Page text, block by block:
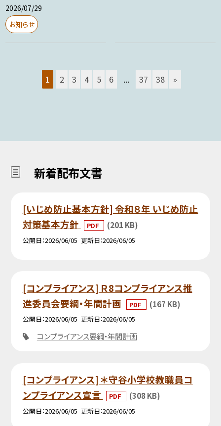
2026/07/29
お知らせ
1 2 3 4 5 6 ... 37 38 »
新着配布文書
[いじめ防止基本方針] 令和８年 いじめ防止
対策基本方針
PDF (201 KB)
公開日 2026/06/05 更新日 2026/06/05
[コンプライアンス] Ｒ8コンプライアンス推
進委員会要綱・年間計画
PDF (167 KB)
公開日 2026/06/05 更新日 2026/06/05
コンプライアンス要綱・年間計画
[コンプライアンス] ＊守谷小学校教職員コ
ンプライアンス宣言
PDF (308 KB)
公開日 2026/06/05 更新日 2026/06/05